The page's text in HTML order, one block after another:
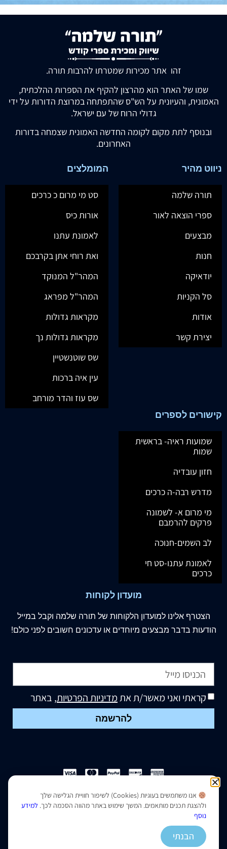
זהו אתר מכירות שמטרתו להרבות תורה.
שמו של האתר הוא מהרצון להקיף את הספרות ההלכתית,
האמונית, והעיונית על הש"ס שהתפתחה במרוצת הדורות על ידי
גדולי הרוח של עם ישראל.
ובנוסף לתת מקום לקומה החדשה האמונית שצמחה בדורות
האחרונים.
ניווט מהיר
תורה שלמה
ספרי הוצאה לאור
מבצעים
חנות
יודאיקה
סל הקניות
אודות
יצירת קשר
המומלצים
סט מי מרום כ כרכים
אורות כיס
לאמונת עתנו
ואת רוחי אתן בקרבכם
המהר"ל המנוקד
המהר"ל מפראג
מקראות גדולות
מקראות גדולות נך
שס שוטנשטיין
עין איה ברכות
שס עוז והדר מורחב
קישורים לספרים
שמועות ראיה- בראשית
שמות
חזון עובדיה
מדרש רבה-ה כרכים
מי מרום א- לשמונה
פרקים להרמבם
לב השמים-חנוכה
לאמונת עתנו-סט חי
כרכים
מועדון לקוחות
הצטרף אלינו למועדון הלקוחות של תורה שלמה וקבל במייל
הודעות בדבר מבצעים מיוחדים או עדכונים חשובים לפני כולם!
קראתי ואני מאשר/ת אתמדיניות הפרטיות, באתר
להרשמה
הצהרת נגישות|מדיניות פרטיות
נבנה ועוצב על ידי –
אנו משתמשים בעוגיות (Cookies) לשיפור חוויית הגלישה שלך
ולהצגת תכנים מותאמים. המשך שימוש באתר מהווה הסכמה לכך. למידע
נוסף
הבנתי